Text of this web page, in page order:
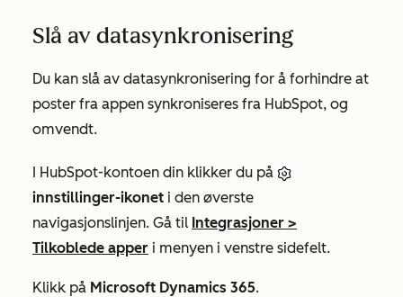
Slå av datasynkronisering
Du kan slå av datasynkronisering for å forhindre at
poster fra appen synkroniseres fra HubSpot, og
omvendt.
I HubSpot-kontoen din klikker du på
innstillinger-ikonet i den øverste
navigasjonslinjen. Gå til Integrasjoner >
Tilkoblede apper i menyen i venstre sidefelt.
Klikk på Microsoft Dynamics 365.